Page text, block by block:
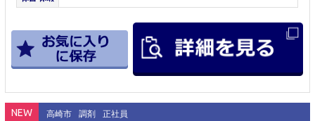
NEW 高崎市 調剤 正社員